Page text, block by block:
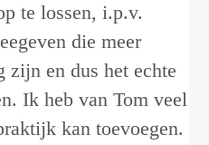
te lossen, i.p.v.
die meer
zijn en dus het echte
Ik heb van Tom veel
kan toevoegen.